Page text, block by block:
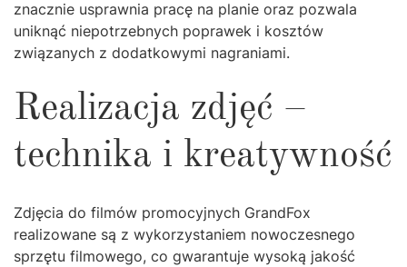
znacznie usprawnia pracę na planie oraz pozwala
uniknąć niepotrzebnych poprawek i kosztów
związanych z dodatkowymi nagraniami.
Realizacja zdjęć –
technika i kreatywność
Zdjęcia do filmów promocyjnych GrandFox
realizowane są z wykorzystaniem nowoczesnego
sprzętu filmowego, co gwarantuje wysoką jakość